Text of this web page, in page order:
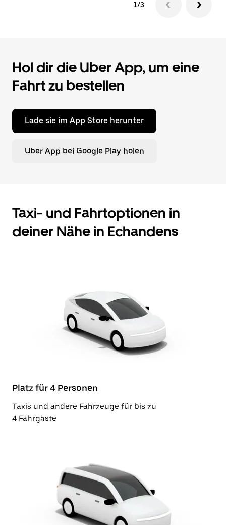
1/3
Hol dir die Uber App, um eine
Fahrt zu bestellen
Lade sie im App Store herunter
Uber App bei Google Play holen
Taxi- und Fahrtoptionen in
deiner Nähe in Echandens
Platz für 4 Personen
Taxis und andere Fahrzeuge für bis zu
4 Fahrgäste